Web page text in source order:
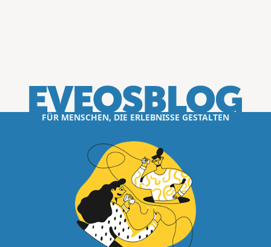
FÜR MENSCHEN, DIE ERLEBNISSE GESTALTEN